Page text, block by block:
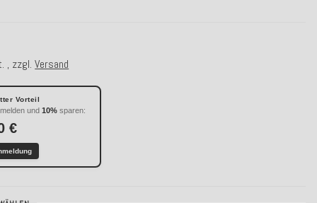
, zzgl.Versand
Vorteil
und10% sparen:
€